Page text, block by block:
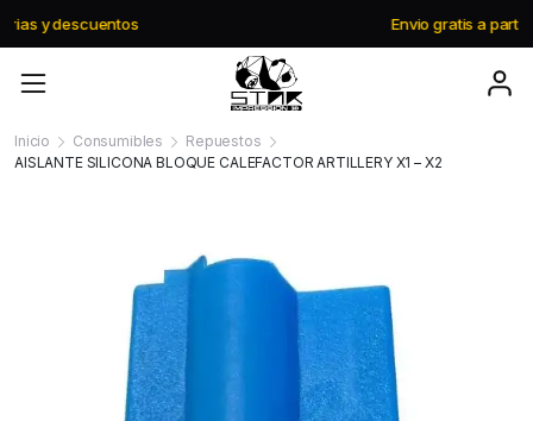
Inicio Consumibles
Repuestos
AISLANTE SILICONA BLOQUE CALEFACTOR ARTILLERY X1 – X2